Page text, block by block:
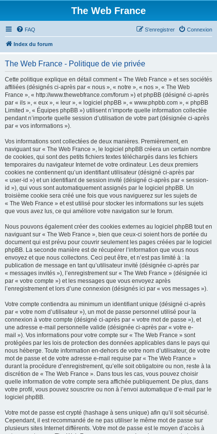
The Web France
FAQ Connexion
S’enregistrer
Index du forum
The Web France - Politique de vie privée
Cette politique explique en détail comment « The Web France » et ses sociétés
affiliées (désignés ci-après par « nous », « notre », « nos », « The Web
France », « http://www.thewebfrance.com/forum ») et phpBB (désigné ci-après
par « ils », « eux », « leur », « logiciel phpBB », « www.phpbb.com », « phpBB
Limited », « Équipes phpBB ») utilisent n’importe quelle information collectée
pendant n’importe quelle session d’utilisation de votre part (désignée ci-après
par « vos informations »).
Vos informations sont collectées de deux manières. Premièrement, en
naviguant sur « The Web France », le logiciel phpBB créera un certain nombre
de cookies, qui sont des petits fichiers textes téléchargés dans les fichiers
temporaires du navigateur Internet de votre ordinateur. Les deux premiers
cookies ne contiennent qu’un identifiant utilisateur (désigné ci-après par
« user-id ») et un identifiant de session invité (désigné ci-après par « session-
id »), qui vous sont automatiquement assignés par le logiciel phpBB. Un
troisième cookie sera créé une fois que vous naviguerez sur les sujets de
« The Web France » et est utilisé pour stocker les informations sur les sujets
que vous avez lus, ce qui améliore votre navigation sur le forum.
Nous pouvons également créer des cookies externes au logiciel phpBB tout en
naviguant sur « The Web France », bien que ceux-ci soient hors de portée du
document qui est prévu pour couvrir seulement les pages créées par le logiciel
phpBB. La seconde manière est de récupérer l’information que vous nous
envoyez et que nous collectons. Ceci peut être, et n’est pas limité à : la
publication de message en tant qu’utilisateur invité (désignée ci-après par
« messages invités »), l’enregistrement sur « The Web France » (désignée ici
par « votre compte ») et les messages que vous envoyez après
l’enregistrement et lors d’une connexion (désignés ici par « vos messages »).
Votre compte contiendra au minimum un identifiant unique (désigné ci-après
par « votre nom d’utilisateur »), un mot de passe personnel utilisé pour la
connexion à votre compte (désigné ci-après par « votre mot de passe »), et
une adresse e-mail personnelle valide (désignée ci-après par « votre e-
mail »). Vos informations pour votre compte sur « The Web France » sont
protégées par les lois de protection des données applicables dans le pays qui
nous héberge. Toute information en-dehors de votre nom d’utilisateur, de votre
mot de passe et de votre adresse e-mail requise par « The Web France »
durant la procédure d’enregistrement, qu’elle soit obligatoire ou non, reste à la
discrétion de « The Web France ». Dans tous les cas, vous pouvez choisir
quelle information de votre compte sera affichée publiquement. De plus, dans
votre profil, vous pouvez souscrire ou non à l’envoi automatique d’e-mail par le
logiciel phpBB.
Votre mot de passe est crypté (hashage à sens unique) afin qu’il soit sécurisé.
Cependant, il est recommandé de ne pas utiliser le même mot de passe sur
plusieurs sites Internet différents. Votre mot de passe est le moyen d’accès à